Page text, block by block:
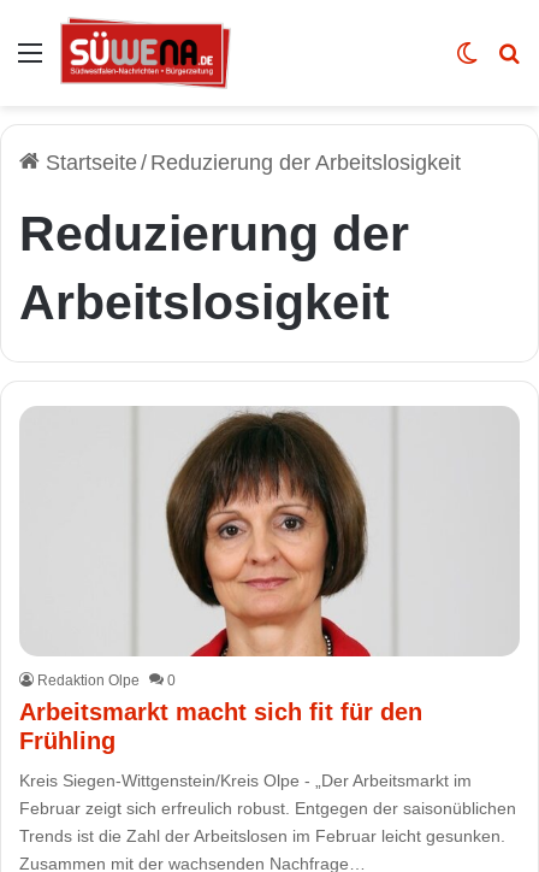
Auswahl Skin
Startseite/ Reduzierung der Arbeitslosigkeit
Reduzierung der
Arbeitslosigkeit
Redaktion Olpe 0
Arbeitsmarkt macht sich fit für den
Frühling
Kreis Siegen-Wittgenstein/Kreis Olpe - „Der Arbeitsmarkt im
Februar zeigt sich erfreulich robust. Entgegen der saisonüblichen
Trends ist die Zahl der Arbeitslosen im Februar leicht gesunken.
Zusammen mit der wachsenden Nachfrage…